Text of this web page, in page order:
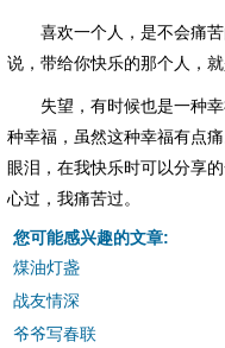
喜欢一个人，是不会痛
说，带给你快乐的那个人，
失望，有时候也是一种
种幸福，虽然这种幸福有点
眼泪，在我快乐时可以分享
心过，我痛苦过。
您可能感兴趣的文章:
煤油灯盏
战友情深
爷爷写春联